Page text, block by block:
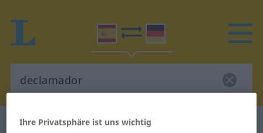
Spanisch-Deutsch Wörterbuch
Ihre Privatsphäre ist uns wichtig